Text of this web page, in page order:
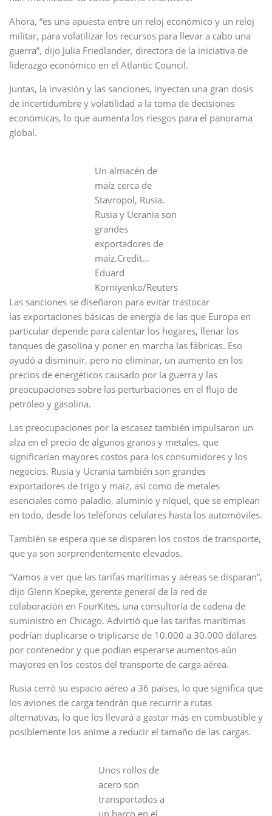
Ahora, “es una apuesta entre un reloj económico y un reloj
militar, para volatilizar los recursos para llevar a cabo una
guerra”, dijo Julia Friedlander, directora de la iniciativa de
liderazgo económico en el Atlantic Council.
Juntas, la invasión y las sanciones, inyectan una gran dosis
de incertidumbre y volatilidad a la toma de decisiones
económicas, lo que aumenta los riesgos para el panorama
global.
Un almacén de
maíz cerca de
Stavropol, Rusia.
Rusia y Ucrania son
grandes
exportadores de
maíz.Credit…
Eduard
Korniyenko/Reuters
Las sanciones se diseñaron para evitar trastocar
las exportaciones básicas de energía de las que Europa en
particular depende para calentar los hogares, llenar los
tanques de gasolina y poner en marcha las fábricas. Eso
ayudó a disminuir, pero no eliminar, un aumento en los
precios de energéticos causado por la guerra y las
preocupaciones sobre las perturbaciones en el flujo de
petróleo y gasolina.
Las preocupaciones por la escasez también impulsaron un
alza en el precio de algunos granos y metales, que
significarían mayores costos para los consumidores y los
negocios. Rusia y Ucrania también son grandes
exportadores de trigo y maíz, así como de metales
esenciales como paladio, aluminio y níquel, que se emplean
en todo, desde los teléfonos celulares hasta los automóviles.
También se espera que se disparen los costos de transporte,
que ya son sorprendentemente elevados.
“Vamos a ver que las tarifas marítimas y aéreas se disparan”,
dijo Glenn Koepke, gerente general de la red de
colaboración en FourKites, una consultoría de cadena de
suministro en Chicago. Advirtió que las tarifas marítimas
podrían duplicarse o triplicarse de 10.000 a 30.000 dólares
por contenedor y que podían esperarse aumentos aún
mayores en los costos del transporte de carga aérea.
Rusia cerró su espacio aéreo a 36 países, lo que significa que
los aviones de carga tendrán que recurrir a rutas
alternativas, lo que los llevará a gastar más en combustible y
posiblemente los anime a reducir el tamaño de las cargas.
Unos rollos de
acero son
transportados a
un barco en el